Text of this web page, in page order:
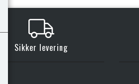
Sikker levering